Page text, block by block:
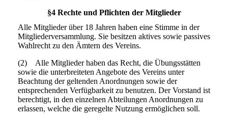
§4 Rechte und Pflichten der Mitglieder
Alle Mitglieder über 18 Jahren haben eine Stimme in der
Mitgliederversammlung. Sie besitzen aktives sowie passives
Wahlrecht zu den Ämtern des Vereins.
(2) Alle Mitglieder haben das Recht, die Übungsstätten
sowie die unterbreiteten Angebote des Vereins unter
Beachtung der geltenden Anordnungen sowie der
entsprechenden Verfügbarkeit zu benutzen. Der Vorstand ist
berechtigt, in den einzelnen Abteilungen Anordnungen zu
erlassen, welche die geregelte Nutzung ermöglichen soll.